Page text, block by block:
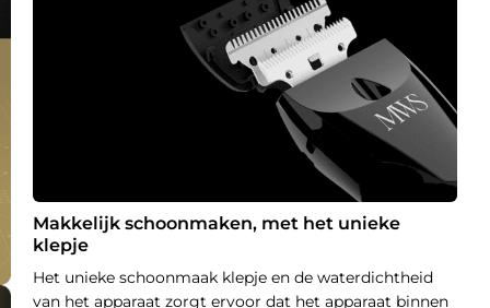
Makkelijk schoonmaken, met het unieke
klepje
Het unieke schoonmaak klepje en de waterdichtheid
van het apparaat zorgt ervoor dat het apparaat binnen